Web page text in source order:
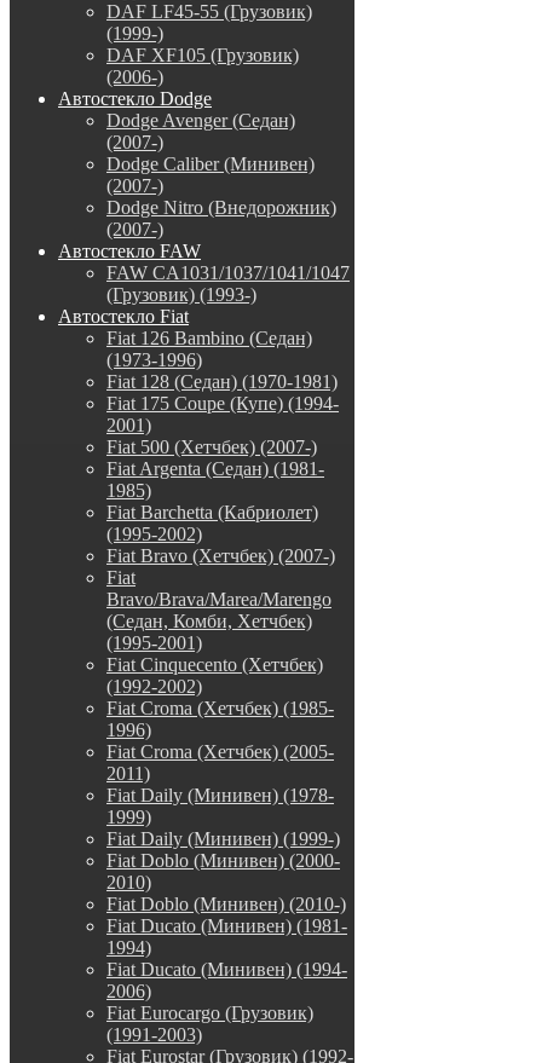
DAF LF45-55 (Грузовик)
(1999-)
DAF XF105 (Грузовик)
(2006-)
Автостекло Dodge
Dodge Avenger (Седан)
(2007-)
Dodge Caliber (Минивен)
(2007-)
Dodge Nitro (Внедорожник)
(2007-)
Автостекло FAW
FAW CA1031/1037/1041/1047
(Грузовик) (1993-)
Автостекло Fiat
Fiat 126 Bambino (Седан)
(1973-1996)
Fiat 128 (Седан) (1970-1981)
Fiat 175 Coupe (Купе) (1994-
2001)
Fiat 500 (Хетчбек) (2007-)
Fiat Argenta (Седан) (1981-
1985)
Fiat Barchetta (Кабриолет)
(1995-2002)
Fiat Bravo (Хетчбек) (2007-)
Fiat
Bravo/Brava/Marea/Marengo
(Седан, Комби, Хетчбек)
(1995-2001)
Fiat Cinquecento (Хетчбек)
(1992-2002)
Fiat Croma (Хетчбек) (1985-
1996)
Fiat Croma (Хетчбек) (2005-
2011)
Fiat Daily (Минивен) (1978-
1999)
Fiat Daily (Минивен) (1999-)
Fiat Doblo (Минивен) (2000-
2010)
Fiat Doblo (Минивен) (2010-)
Fiat Ducato (Минивен) (1981-
1994)
Fiat Ducato (Минивен) (1994-
2006)
Fiat Eurocargo (Грузовик)
(1991-2003)
Fiat Eurostar (Грузовик) (1992-